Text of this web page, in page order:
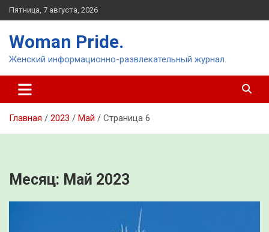
Перейти
к
Пятница, 7 августа, 2026
Woman Pride.
Женский информационно-развлекательный журнал.
Главная 2023 Май Страница 6
Месяц: Май 2023